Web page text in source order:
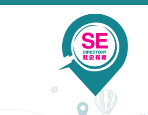
移至主內容